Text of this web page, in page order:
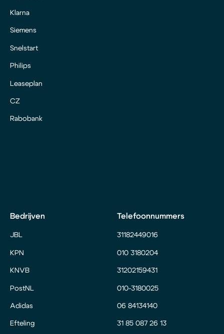
Klarna
Siemens
Snelstart
Philips
Leaseplan
CZ
Rabobank
Bedrijven
JBL
KPN
KNVB
PostNL
Adidas
Efteling
Telefoonnummers
31182449016
010 3180204
31202159431
010-3180025
06 84134140
31 85 087 26 13